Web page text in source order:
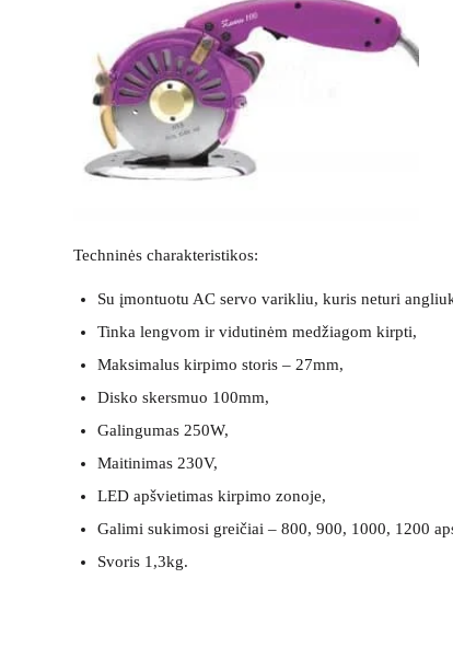
Techninės charakteristikos:
Su įmontuotu AC servo varikliu, kuris neturi
Tinka lengvom ir vidutinėm medžiagom kirpti,
Maksimalus kirpimo storis – 27mm,
Disko skersmuo 100mm,
Galingumas 250W,
Maitinimas 230V,
LED apšvietimas kirpimo zonoje,
Galimi sukimosi greičiai – 800, 900, 1000, 1200
Svoris 1,3kg.